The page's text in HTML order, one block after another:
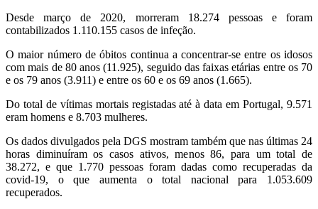
Desde março de 2020, morreram 18.274 pessoas e foram
contabilizados 1.110.155 casos de infeção.
O maior número de óbitos continua a concentrar-se entre os idosos
com mais de 80 anos (11.925), seguido das faixas etárias entre os 70
e os 79 anos (3.911) e entre os 60 e os 69 anos (1.665).
Do total de vítimas mortais registadas até à data em Portugal, 9.571
eram homens e 8.703 mulheres.
Os dados divulgados pela DGS mostram também que nas últimas 24
horas diminuíram os casos ativos, menos 86, para um total de
38.272, e que 1.770 pessoas foram dadas como recuperadas da
covid-19, o que aumenta o total nacional para 1.053.609
recuperados.